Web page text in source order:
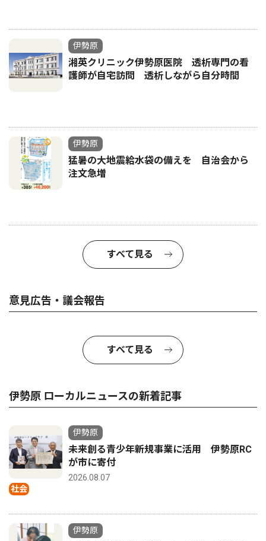
伊勢原
湘英クリニック伊勢原医院 透析専門の看
護師が自宅訪問 透析しながら自分時間
伊勢原
猛暑の大地震給水袋の備えを 自治会から
注文急増
すべて見る
意見広告・議会報告
すべて見る
伊勢原 ローカルニュースの新着記事
社会
伊勢原
未来創る青少年新規事業に活用 伊勢原RC
が市に寄付
2026.08.07
伊勢原